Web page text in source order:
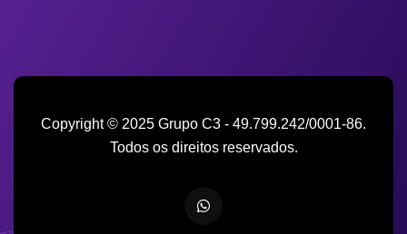
Copyright © 2025 Grupo C3 - 49.799.242/0001-86.
Todos os direitos reservados.